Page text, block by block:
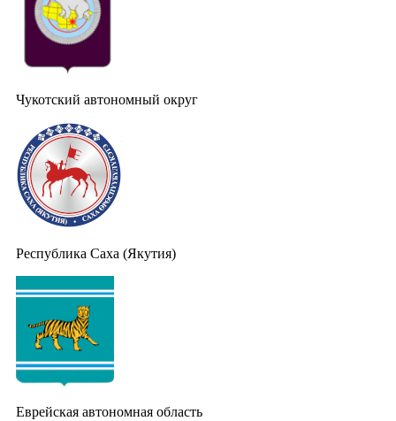
Чукотский автономный округ
Республика Саха (Якутия)
Еврейская автономная область